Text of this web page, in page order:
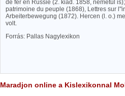
de fer en Russie (2. kiad. 1858, németül
patrimoine du peuple (1868), Lettres sur
Arbeiterbewegung (1872). Hercen (l. o.)
volt.
Forrás: Pallas Nagylexikon
Maradjon online a Kislexikonnal